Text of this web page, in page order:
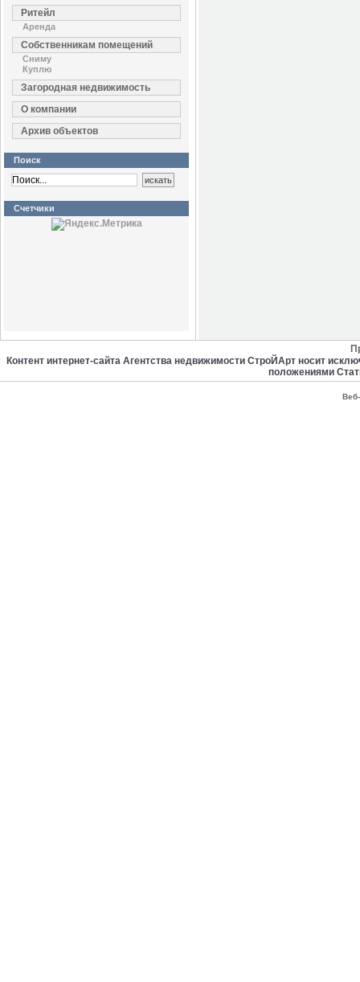
Ритейл
Аренда
Собственникам помещений
Сниму
Куплю
Загородная недвижимость
О компании
Архив объектов
Поиск
Счетчики
Контент интернет-сайта Агентства недвижимости СтроЙАрт носит
положениями